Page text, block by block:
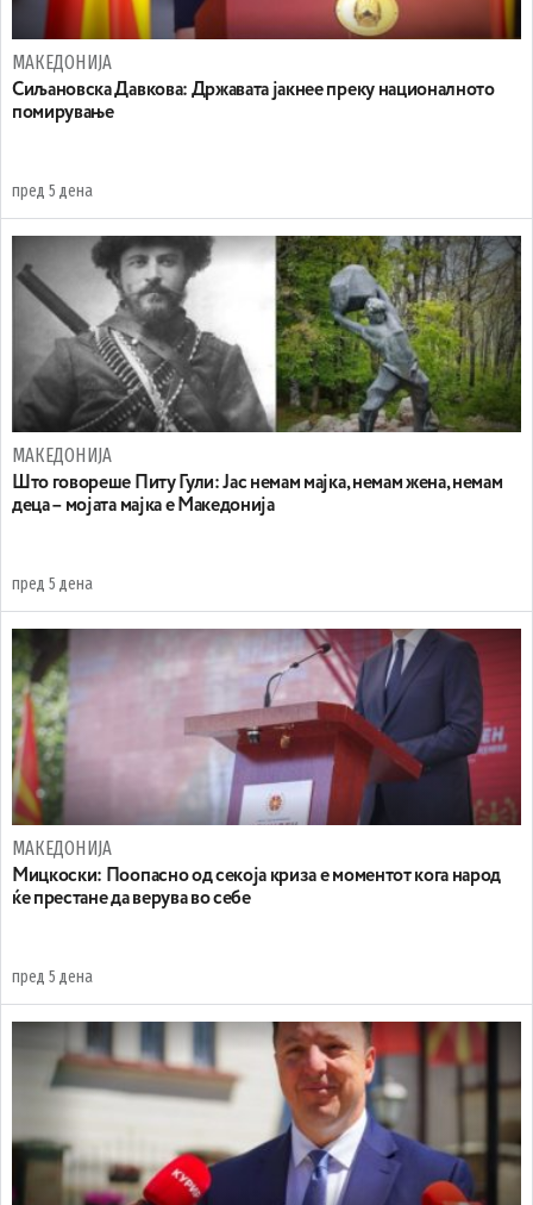
МАКЕДОНИЈА
Сиљановска Давкова: Државата јакнее преку националното
помирување
пред 5 дена
МАКЕДОНИЈА
Што говореше Питу Гули: Јас немам мајка, немам жена, немам
деца – мојата мајка е Македонија
пред 5 дена
МАКЕДОНИЈА
Мицкоски: Поопасно од секоја криза е моментот кога народ
ќе престане да верува во себе
пред 5 дена